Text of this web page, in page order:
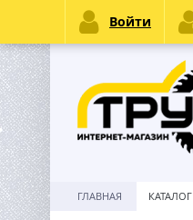
ГЛАВНАЯ КАТАЛОГ
Войти